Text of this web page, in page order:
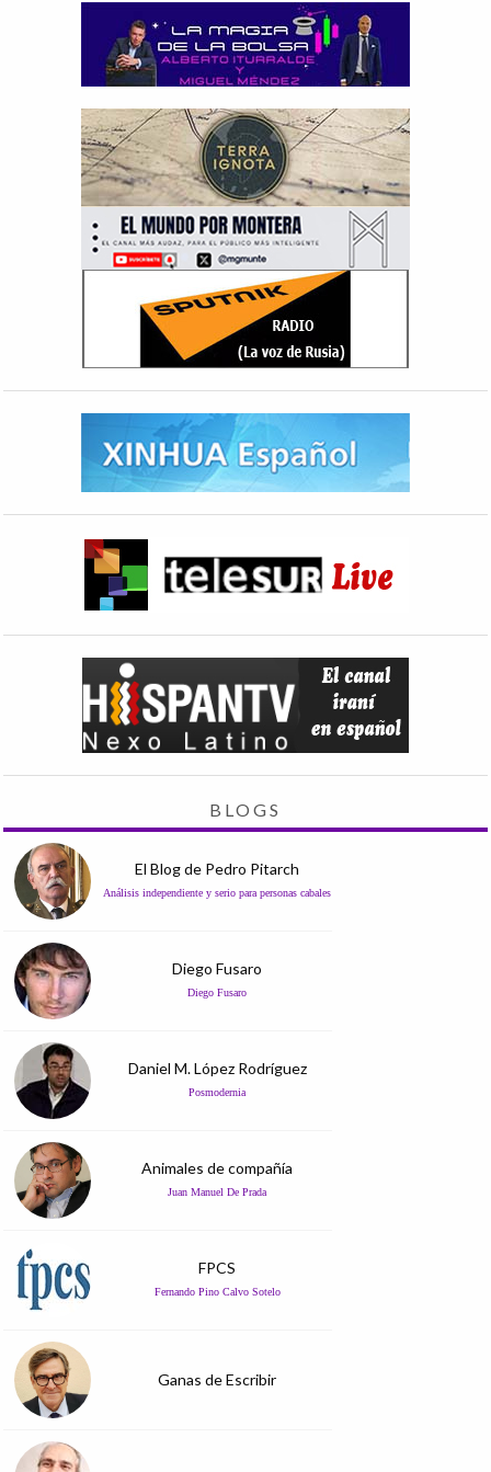
BLOGS
El Blog de Pedro Pitarch
Análisis independiente y serio para personas cabales
Diego Fusaro
Diego Fusaro
Daniel M. López Rodríguez
Posmodernia
Animales de compañía
Juan Manuel De Prada
FPCS
Fernando Pino Calvo Sotelo
Ganas de Escribir